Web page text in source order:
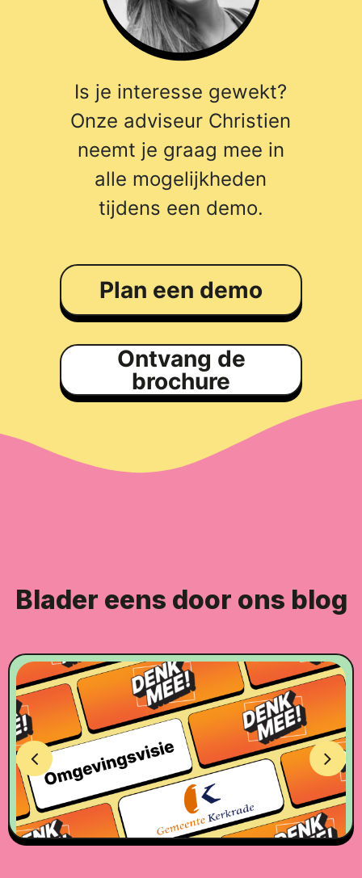
Is je interesse gewekt?
Onze adviseur Christien
neemt je graag mee in
alle mogelijkheden
tijdens een demo.
Plan een demo
Ontvang de
brochure
Blader eens door ons blog